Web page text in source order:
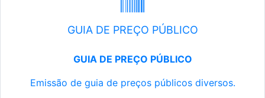
GUIA DE PREÇO PÚBLICO
GUIA DE PREÇO PÚBLICO
Emissão de guia de preços públicos diversos.